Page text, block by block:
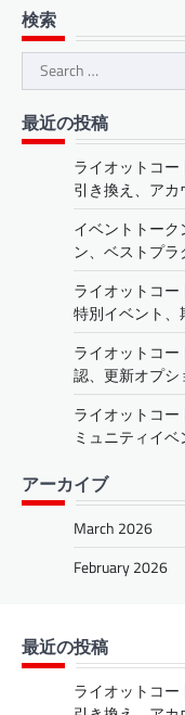
検索
Search
for:
最近の投稿
ライオットコ
引き換え、ア
イベントトー
ン、ベストプラ
ライオットコー
特別イベント、
ライオットコ
認、更新オプシ
ライオットコ
ミュニティイベ
アーカイブ
March 2026
February 2026
最近の投稿
ライオットコ